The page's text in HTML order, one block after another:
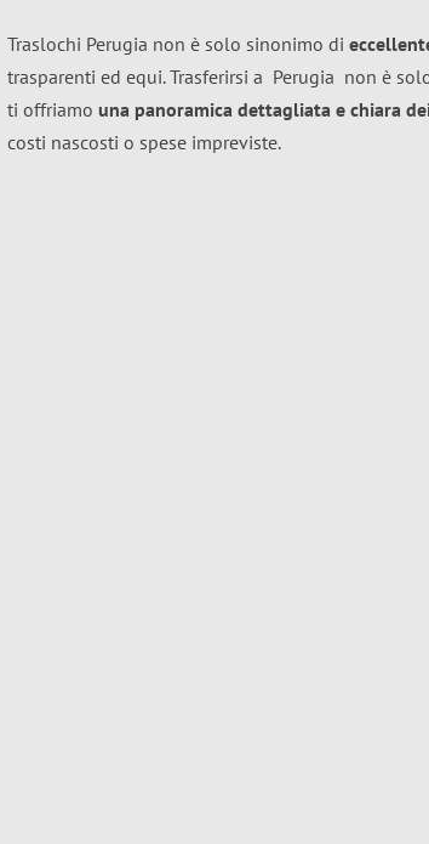
Traslochi Perugia non è solo sinonimo di
trasparenti ed equi. Trasferirsi a Perugia non è
ti offriamo una panoramica dettagliata e chiara
costi nascosti o spese impreviste.